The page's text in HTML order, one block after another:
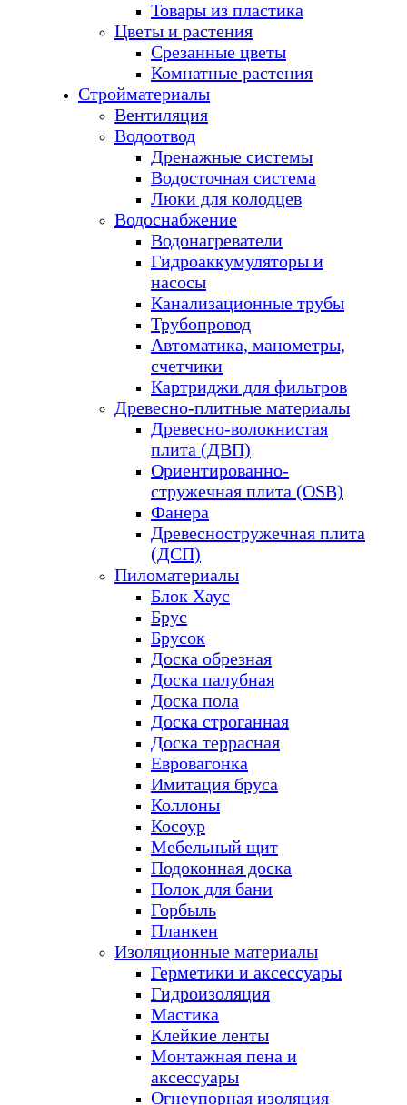
Товары из пластика
Цветы и растения
Срезанные цветы
Комнатные растения
Стройматериалы
Вентиляция
Водоотвод
Дренажные системы
Водосточная система
Люки для колодцев
Водоснабжение
Водонагреватели
Гидроаккумуляторы и
насосы
Канализационные трубы
Трубопровод
Автоматика, манометры,
счетчики
Картриджи для фильтров
Древесно-плитные материалы
Древесно-волокнистая
плита (ДВП)
Ориентированно-
стружечная плита (OSB)
Фанера
Древесностружечная плита
(ДСП)
Пиломатериалы
Блок Хаус
Брус
Брусок
Доска обрезная
Доска палубная
Доска пола
Доска строганная
Доска террасная
Евровагонка
Имитация бруса
Коллоны
Косоур
Мебельный щит
Подоконная доска
Полок для бани
Горбыль
Планкен
Изоляционные материалы
Герметики и аксессуары
Гидроизоляция
Мастика
Клейкие ленты
Монтажная пена и
аксессуары
Огнеупорная изоляция